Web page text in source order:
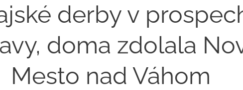
derby v
doma zdolala
Mesto nad Váhom